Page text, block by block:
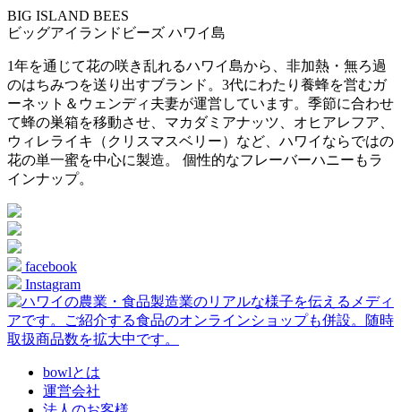
BIG ISLAND BEES
ビッグアイランドビーズ ハワイ島
1年を通じて花の咲き乱れるハワイ島から、非加熱・無ろ過
のはちみつを送り出すブランド。3代にわたり養蜂を営むガ
ーネット＆ウェンディ夫妻が運営しています。季節に合わせ
て蜂の巣箱を移動させ、マカダミアナッツ、オヒアレフア、
ウィレライキ（クリスマスベリー）など、ハワイならではの
花の単一蜜を中心に製造。 個性的なフレーバーハニーもラ
インナップ。
facebook
Instagram
bowlとは
運営会社